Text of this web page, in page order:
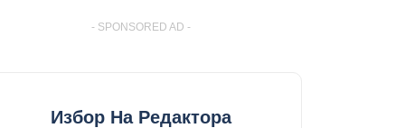
- SPONSORED AD -
Избор На Редактора